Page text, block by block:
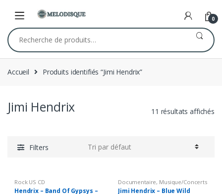
navigation
content
0
Recherche
pour :
Accueil Produits identifiés “Jimi Hendrix”
Jimi Hendrix 11 résultats affichés
Filters
Rock US CD
Hendrix – Band Of Gypsys –
Documentaire, Musique/Concerts
DVD
Jimi Hendrix – Blue Wild